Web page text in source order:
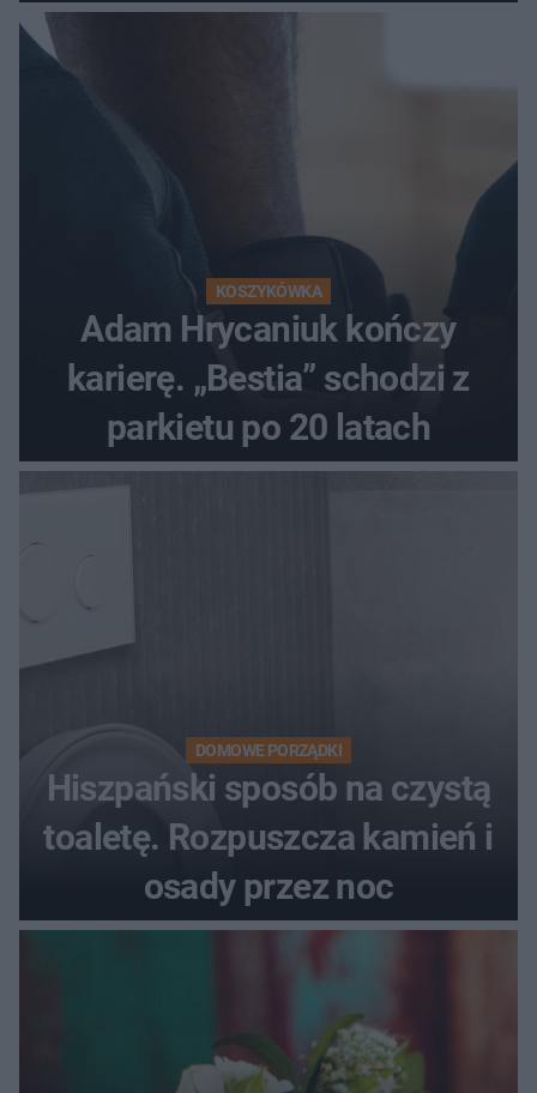
KOSZYKÓWKA
Adam Hrycaniuk kończy
karierę. „Bestia” schodzi z
parkietu po 20 latach
DOMOWE PORZĄDKI
Hiszpański sposób na czystą
toaletę. Rozpuszcza kamień i
osady przez noc